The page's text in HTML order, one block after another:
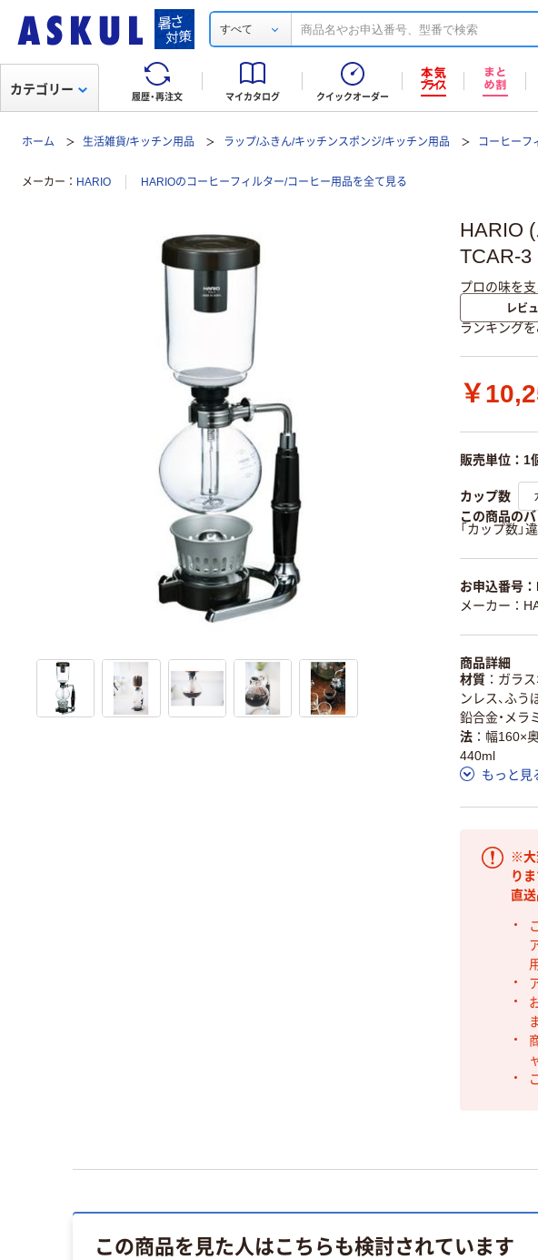
すべて
履歴・再注文 マイカタログ クイックオーダー
カテゴリー
ホーム 生活雑貨/キッチン用品 ラップ/ふきん/キッチンスポンジ/キッチン用品 コーヒーフ
メーカー HARIO HARIOのコーヒーフィルター/コーヒー用品を全て見る
HARIO
TCAR-3
プロの味を支
レビ
ランキングを
￥
販売単位：1
カップ数
この商品の
「カップ数」
お申込番号
メーカー：
商品詳細
材質
ガラ
ンレス、ふう
鉛合金・メラ
法
幅160×
440ml
もっと見
※大
り
直送
この商品を見た人はこちらも検討されています